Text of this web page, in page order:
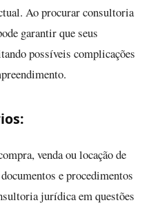
Ao procurar consultoria
garantir que seus
possíveis complicações
venda ou locação de
e procedimentos
jurídica em questões